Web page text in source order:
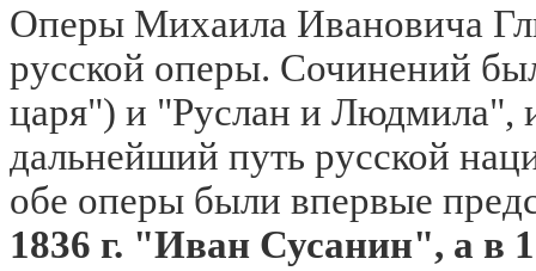
Оперы Михаила Ивановича
русской оперы. Сочинений
царя") и "Руслан и Людмила",
дальнейший путь русской
обе оперы были впервые
1836 г. "Иван Сусанин", а в